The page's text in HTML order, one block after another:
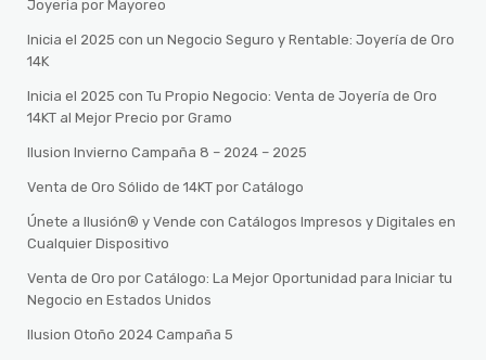
Joyeria por Mayoreo
Inicia el 2025 con un Negocio Seguro y Rentable: Joyería de Oro
14K
Inicia el 2025 con Tu Propio Negocio: Venta de Joyería de Oro
14KT al Mejor Precio por Gramo
Ilusion Invierno Campaña 8 – 2024 – 2025
Venta de Oro Sólido de 14KT por Catálogo
Únete a Ilusión® y Vende con Catálogos Impresos y Digitales en
Cualquier Dispositivo
Venta de Oro por Catálogo: La Mejor Oportunidad para Iniciar tu
Negocio en Estados Unidos
Ilusion Otoño 2024 Campaña 5